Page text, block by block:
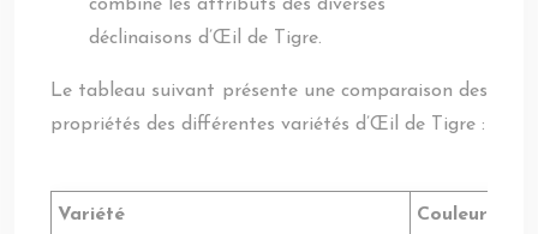
combine les attributs des diverses
déclinaisons d’Œil de Tigre.
Le tableau suivant présente une comparaison des
propriétés des différentes variétés d’Œil de Tigre :
Variété Couleur